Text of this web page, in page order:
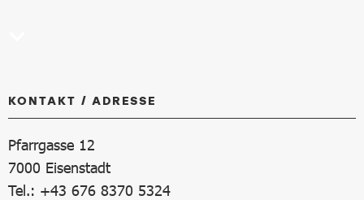
KONTAKT / ADRESSE
Pfarrgasse 12
7000 Eisenstadt
Tel.: +43 676 8370 5324